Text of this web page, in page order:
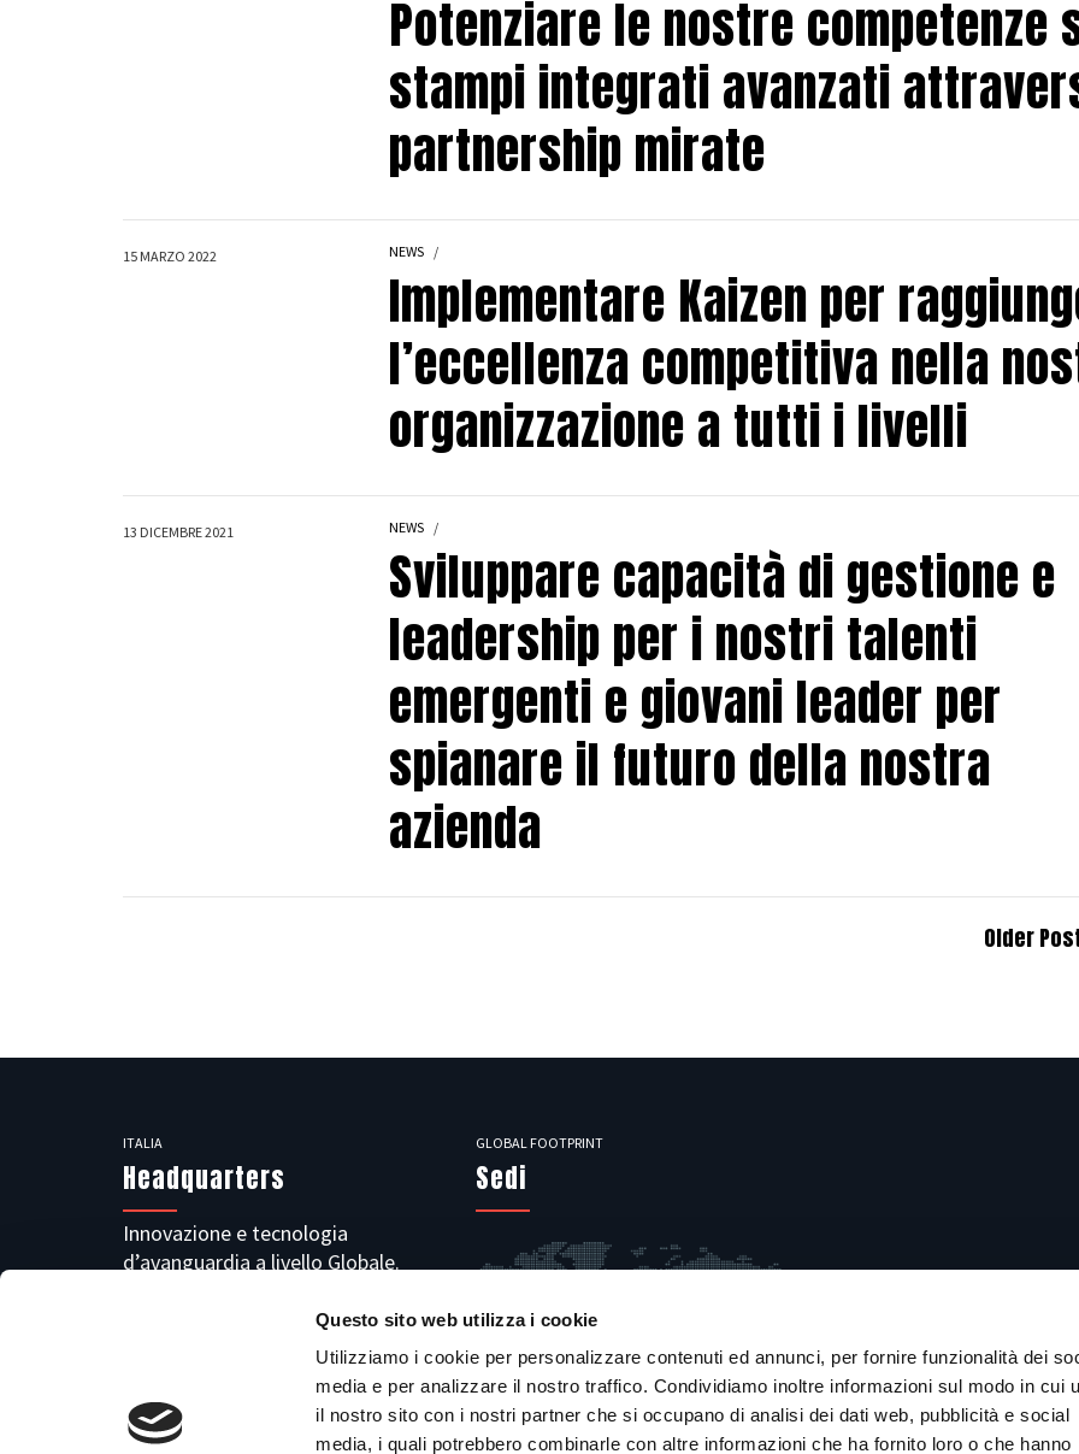
Questo sito web utilizza i cookie
Utilizziamo i cookie per personalizzare contenuti ed annunci, per fornire funzionalità dei
media e per analizzare il nostro traffico. Condividiamo inoltre informazioni sul modo in cui
il nostro sito con i nostri partner che si occupano di analisi dei dati web, pubblicità e social
media, i quali potrebbero combinarle con altre informazioni che ha fornito loro o che hanno
Potenziare le nostre competenze
stampi integrati avanzati
partnership mirate
15 MARZO 2022 NEWS
Implementare Kaizen per
l’eccellenza competitiva nella
organizzazione a tutti i livelli
13 DICEMBRE 2021 NEWS
Sviluppare capacità di gestione e
leadership per i nostri talenti
emergenti e giovani leader per
spianare il futuro della nostra
azienda
Older
ITALIA
Headquarters
Innovazione e tecnologia
d’avanguardia a livello Globale.
Via Giovanni XXIII, 10 | 14019
Villanova d’Asti (AT) ITALY
GLOBAL FOOTPRINT
Sedi